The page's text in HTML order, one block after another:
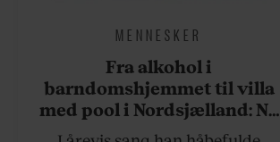
MENNESKER
Fra alkohol i
barndomshjemmet til villa
med pool i Nordsjælland: Nu
skal du høre sandheden om